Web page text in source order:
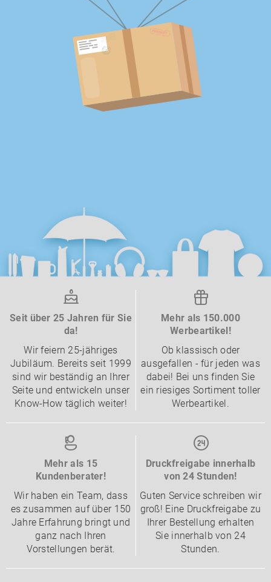
Seit über 25 Jahren für Sie
da!
Wir feiern 25-jähriges
Jubiläum. Bereits seit 1999
sind wir beständig an Ihrer
Seite und entwickeln unser
Know-How täglich weiter!
Mehr als 150.000
Werbeartikel!
Ob klassisch oder
ausgefallen - für jeden was
dabei! Bei uns finden Sie
ein riesiges Sortiment toller
Werbeartikel.
Mehr als 15
Kundenberater!
Wir haben ein Team, dass
es zusammen auf über 150
Jahre Erfahrung bringt und
ganz nach Ihren
Vorstellungen berät.
Druckfreigabe innerhalb
von 24 Stunden!
Guten Service schreiben wir
groß! Eine Druckfreigabe zu
Ihrer Bestellung erhalten
Sie innerhalb von 24
Stunden.